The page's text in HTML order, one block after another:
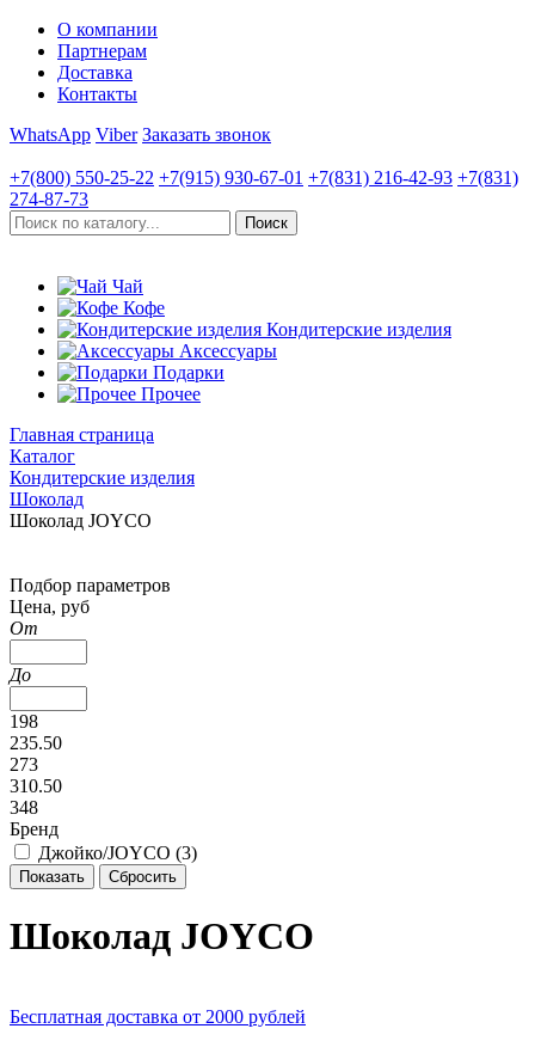
О компании
Партнерам
Доставка
Контакты
WhatsApp Viber Заказать звонок
+7(800) 550-25-22 +7(915) 930-67-01 +7(831) 216-42-93 +7(831)
274-87-73
Чай
Кофе
Кондитерские изделия
Аксессуары
Подарки
Прочее
Главная страница
Каталог
Кондитерские изделия
Шоколад
Шоколад JOYCO
Подбор параметров
Цена, руб
От
До
198
235.50
273
310.50
348
Бренд
Джойко/JOYCO (3)
Шоколад JOYCO
Бесплатная доставка от 2000 рублей